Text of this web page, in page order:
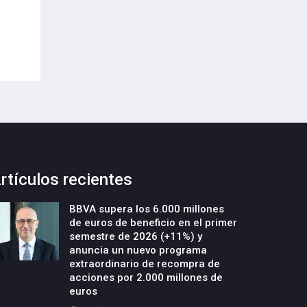
recientes
BBVA supera los 6.000 millones
de euros de beneficio en el primer
semestre de 2026 (+11%) y
anuncia un nuevo programa
extraordinario de recompra de
acciones por 2.000 millones de
euros